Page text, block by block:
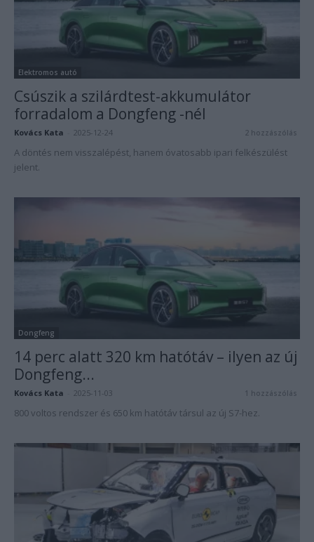
Elektromos autó
Csúszik a szilárdtest-akkumulátor
forradalom a Dongfeng -nél
Kovács Kata 2025-12-24 2 hozzászólás
A döntés nem visszalépést, hanem óvatosabb ipari felkészülést
jelent.
Dongfeng
14 perc alatt 320 km hatótáv – ilyen az új
Dongfeng...
Kovács Kata 2025-11-03 1 hozzászólás
800 voltos rendszer és 650 km hatótáv társul az új S7-hez.